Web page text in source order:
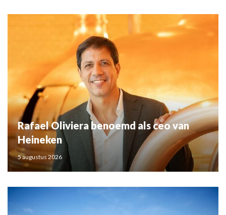
Rafael Oliviera benoemd als ceo van
Heineken
5 augustus 2026